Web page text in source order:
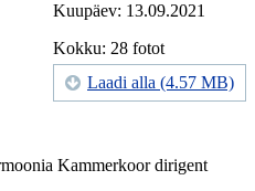
Kuupäev: 13.09.2021
Kokku: 28 fotot
Laadi alla (4.57 MB)
Kammerkoor dirigent